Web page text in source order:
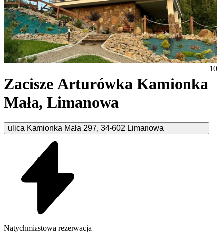
Zacisze Arturówka Kamionka
Mała, Limanowa
ulica Kamionka Mała 297, 34-602 Limanowa
10
Natychmiastowa rezerwacja